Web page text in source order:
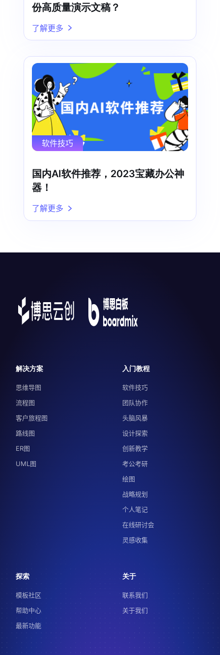
份高质量演示文稿？
了解更多
软件技巧
国内AI软件推荐，2023宝藏办公神
器！
了解更多
解决方案
思维导图
流程图
客户旅程图
路线图
ER图
UML图
入门教程
软件技巧
团队协作
头脑风暴
设计探索
创新教学
考公考研
绘图
战略规划
个人笔记
在线研讨会
灵感收集
探索
模板社区
帮助中心
最新功能
关于
联系我们
关于我们